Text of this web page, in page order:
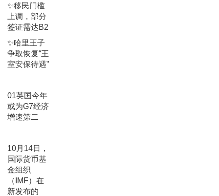
✨移民门槛
上调，部分
签证需达B2
✨哈里王子
争取恢复“王
室安保待遇”
01英国今年
或为G7经济
增速第二
10月14日，
国际货币基
金组织
（IMF）在
新发布的